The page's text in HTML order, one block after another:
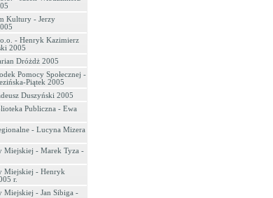
Kultury - Jerzy
- Henryk Kazimierz
2005
Dróżdż 2005
Pomocy Społecznej -
Piątek 2005
Duszyński 2005
Publiczna - Ewa
- Lucyna Mizera
Miejskiej - Marek Tyza -
Miejskiej - Henryk
r.
Miejskiej - Jan Sibiga -